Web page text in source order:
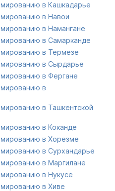
в Кашкадарье
в Навои
в Намангане
в Самарканде
в Термезе
в Сырдарье
в Фергане
в
в Ташкентской
в Коканде
в Хорезме
в Сурхандарье
в Маргилане
в Нукусе
в Хиве